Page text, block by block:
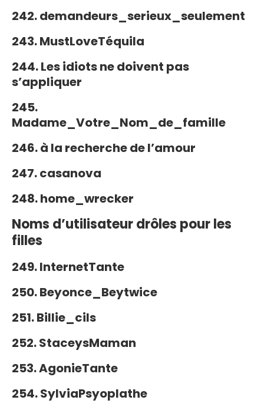
242. demandeurs_serieux_seulement
243. MustLoveTéquila
244. Les idiots ne doivent pas
s’appliquer
245.
Madame_Votre_Nom_de_famille
246. à la recherche de l’amour
247. casanova
248. home_wrecker
Noms d’utilisateur drôles pour les
filles
249. InternetTante
250. Beyonce_Beytwice
251. Billie_cils
252. StaceysMaman
253. AgonieTante
254. SylviaPsyoplathe